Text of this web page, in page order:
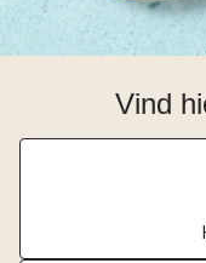
Vind